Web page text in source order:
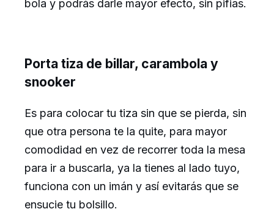
bola y podrás darle mayor efecto, sin pifias.
Porta tiza de billar, carambola y
snooker
Es para colocar tu tiza sin que se pierda, sin
que otra persona te la quite, para mayor
comodidad en vez de recorrer toda la mesa
para ir a buscarla, ya la tienes al lado tuyo,
funciona con un imán y así evitarás que se
ensucie tu bolsillo.